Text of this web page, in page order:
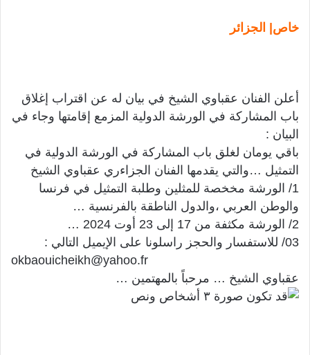
خاص| الجزائر
أعلن الفنان عقباوي الشيخ في بيان له عن اقتراب إغلاق
باب المشاركة في الورشة الدولية المزمع إقامتها وجاء في
البيان :
باقي يومان لغلق باب المشاركة في الورشة الدولية في
التمثيل …والتي يقدمها الفنان الجزاءري عقباوي الشيخ
1/ الورشة مخخصة للمثلين وطلبة التمثيل في فرنسا
والوطن العربي ،والدول الناطقة بالفرنسية …
2/ الورشة مكثفة من 17 إلى 23 أوت 2024 …
03/ للاستفسار والحجز راسلونا على الإيميل التالي :
okbaouicheikh@yahoo.fr
عقباوي الشيخ … مرحباً بالمهتمين …